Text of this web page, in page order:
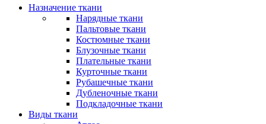
Назначение ткани
Нарядные ткани
Пальтовые ткани
Костюмные ткани
Блузочные ткани
Плательные ткани
Курточные ткани
Рубашечные ткани
Дубленочные ткани
Подкладочные ткани
Виды ткани